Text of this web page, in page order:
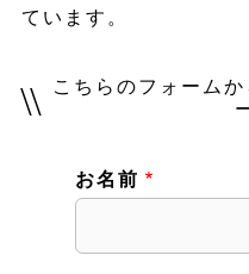
ています。
\\
こちらのフォーム
お名前